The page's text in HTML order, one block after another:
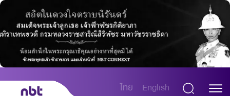
ไทย English